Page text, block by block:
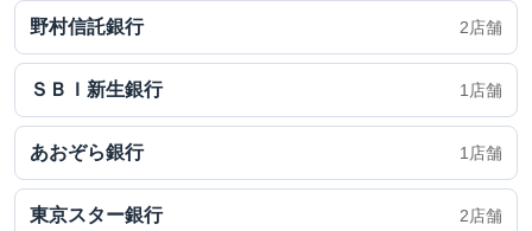
野村信託銀行 2店舗
ＳＢＩ新生銀行 1店舗
あおぞら銀行 1店舗
東京スター銀行 2店舗